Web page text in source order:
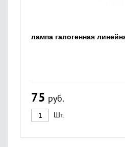
лампа галогенная
75 руб.
Шт.